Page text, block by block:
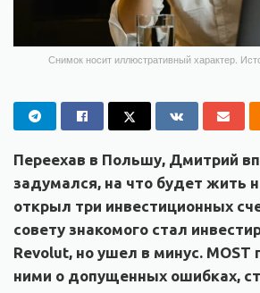
Снимок носит иллюстративный характер.
Переехав в Польшу, Дмитрий
задумался, на что будет жить
открыл три инвестиционных
совету знакомого стал
Revolut, но ушел в минус. MOST
ними о допущенных ошибках,